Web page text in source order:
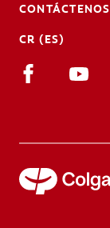
CONTÁCTENOS
CR (ES)